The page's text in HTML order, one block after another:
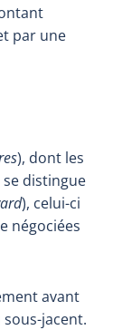
par une
), dont les
distingue
), celui-ci
négociées
avant
jacent.